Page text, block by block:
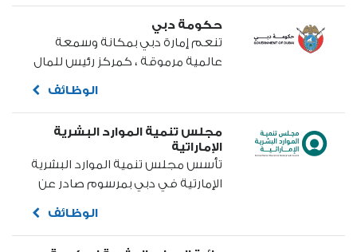
حاكم دبي.
حكومة دبي
تنعم إمارة دبي بمكانة وسمعة
عالمية مرموقة ، كمركز رئيس للمال
والعمل، بفضل رؤيتها المستقبلية
ومبادئها التي سطرت قصة نجاحها
كنموذج تنموي ملهم. ففي دبي، لا
حدود للطموحات والآمال، الأمر الذي
يتطلب نهجاً حكومياً مبدعاً وفكر
استشرافي قادرٍ على استباق
التحديات، وضمان استدامة مسيرة
الوظائف
مجلس تنمية الموارد البشرية
الإماراتية
تأسس مجلس تنمية الموارد البشرية
الإمارتية في دبي بمرسوم صادر عن
آل مكتوم، نائب رئيس الدولة رئيس
الوظائف